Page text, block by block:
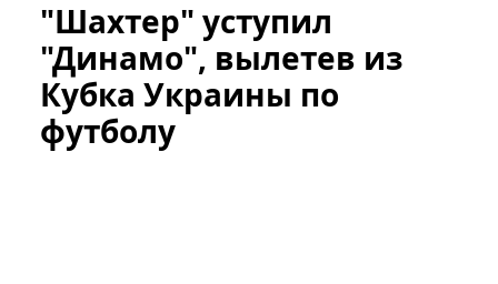
"Шахтер" уступил
"Динамо", вылетев из
Кубка Украины по
футболу